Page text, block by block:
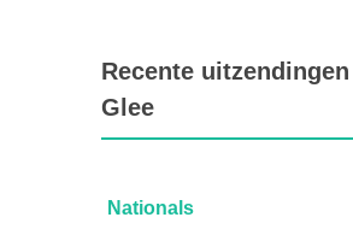
Recente
Glee
Nationals